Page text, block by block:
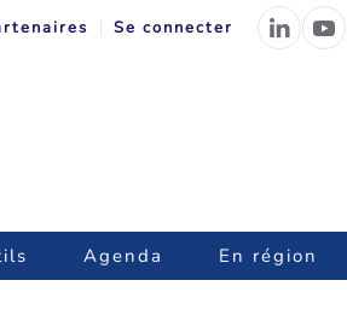
Se connecter
Agenda En région